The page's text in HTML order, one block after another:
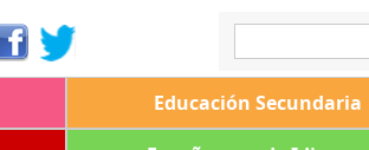
Educación Secundaria